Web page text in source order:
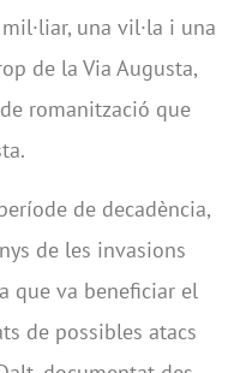
una vil·la i una
de la Via Augusta,
romanització que
de decadència,
de les invasions
que va beneficiar el
de possibles atacs